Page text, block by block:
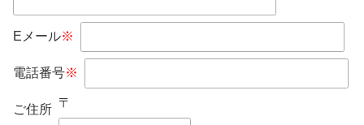
Eメール※
電話番号※
ご住所 〒